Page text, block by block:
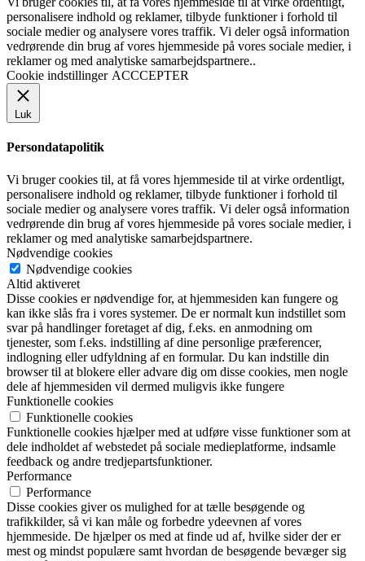
personalisere indhold og reklamer, tilbyde funktioner i forhold til
sociale medier og analysere vores traffik. Vi deler også information
vedrørende din brug af vores hjemmeside på vores sociale medier, i
reklamer og med analytiske samarbejdspartnere..
Cookie indstillinger ACCCEPTER
Luk
Persondatapolitik
Vi bruger cookies til, at få vores hjemmeside til at virke ordentligt,
personalisere indhold og reklamer, tilbyde funktioner i forhold til
sociale medier og analysere vores traffik. Vi deler også information
vedrørende din brug af vores hjemmeside på vores sociale medier, i
reklamer og med analytiske samarbejdspartnere.
Nødvendige cookies
Nødvendige cookies
Altid aktiveret
Disse cookies er nødvendige for, at hjemmesiden kan fungere og
kan ikke slås fra i vores systemer. De er normalt kun indstillet som
svar på handlinger foretaget af dig, f.eks. en anmodning om
tjenester, som f.eks. indstilling af dine personlige præferencer,
indlogning eller udfyldning af en formular. Du kan indstille din
browser til at blokere eller advare dig om disse cookies, men nogle
dele af hjemmesiden vil dermed muligvis ikke fungere
Funktionelle cookies
Funktionelle cookies
Funktionelle cookies hjælper med at udføre visse funktioner som at
dele indholdet af webstedet på sociale medieplatforme, indsamle
feedback og andre tredjepartsfunktioner.
Performance
Performance
Disse cookies giver os mulighed for at tælle besøgende og
trafikkilder, så vi kan måle og forbedre ydeevnen af vores
hjemmeside. De hjælper os med at finde ud af, hvilke sider der er
mest og mindst populære samt hvordan de besøgende bevæger sig